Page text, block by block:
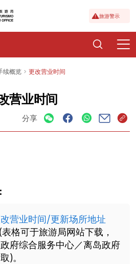
旅游警示
续概览 更改营业时间
营业时间
分享
营业时间/更新场所地址
(表格可于旅游局网站下载，
府综合服务中心／离岛政府
)。